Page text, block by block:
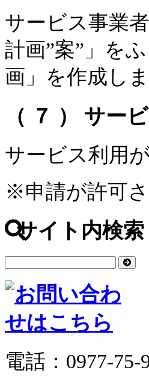
サービス事業
計画”案”」を
画」を作成しま
（ ７ ） サー
サービス利用
※申請が許可
サイト内検索
電話： 0977-75-